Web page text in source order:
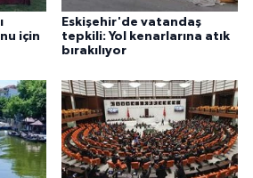
için
Eskişehir'de vatandaş
tepkili: Yol kenarlarına atık
bırakılıyor